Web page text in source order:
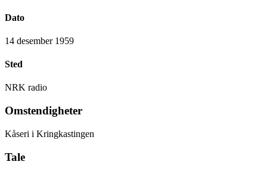
Dato
14 desember 1959
Sted
NRK radio
Omstendigheter
Kåseri i Kringkastingen
Tale